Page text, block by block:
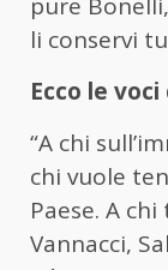
pure
li conservi
Ecco le
“A chi
chi vuole
Paese. A
Vannacci,